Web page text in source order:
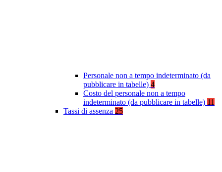
Personale non a tempo indeterminato (da
pubblicare in tabelle) 4
Costo del personale non a tempo
indeterminato (da pubblicare in tabelle) 11
Tassi di assenza 25